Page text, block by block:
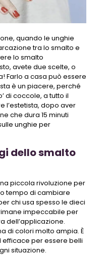
quando le unghie
tra lo smalto e
lo smalto
avete due scelte, o
Farlo a casa può essere
è un piacere, perché
di coccole, a tutto il
l’estetista, dopo aver
che dura 15 minuti
unghie per
dello smalto
piccola rivoluzione per
tempo di cambiare
chi usa spesso le dieci
impeccabile per
dell’applicazione.
di colori molto ampia. È
per essere belli
situazione.